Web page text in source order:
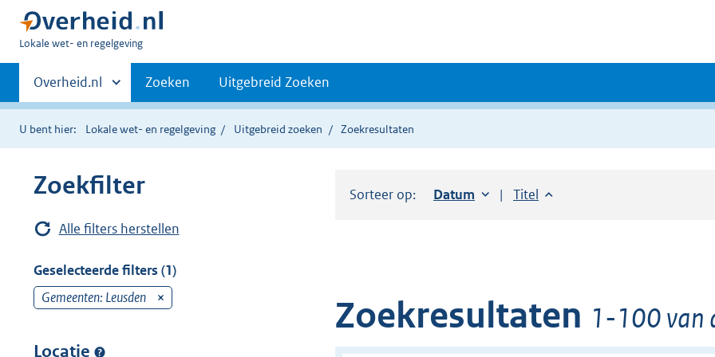
U
hier:
Lokale wet- en regelgeving
Primaire
navigatie
Andere
sites
binnen
Overheid.nl Zoeken Uitgebreid Zoeken
U bent hier: Lokale wet- en regelgeving Uitgebreid zoeken Zoekresultaten
Zoekfilter
Alle filters herstellen
Geselecteerde filters (1)
Gemeenten: Leusden
Locatie
Sorteer op: Sorteer op:
Datum oplopendSorteer op:
Titel oplopend
Zoekresultaten 1-100 van